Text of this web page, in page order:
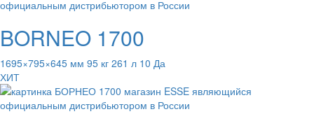
BORNEO 1700
1695×795×645 мм 95 кг 261 л 10 Да
ХИТ